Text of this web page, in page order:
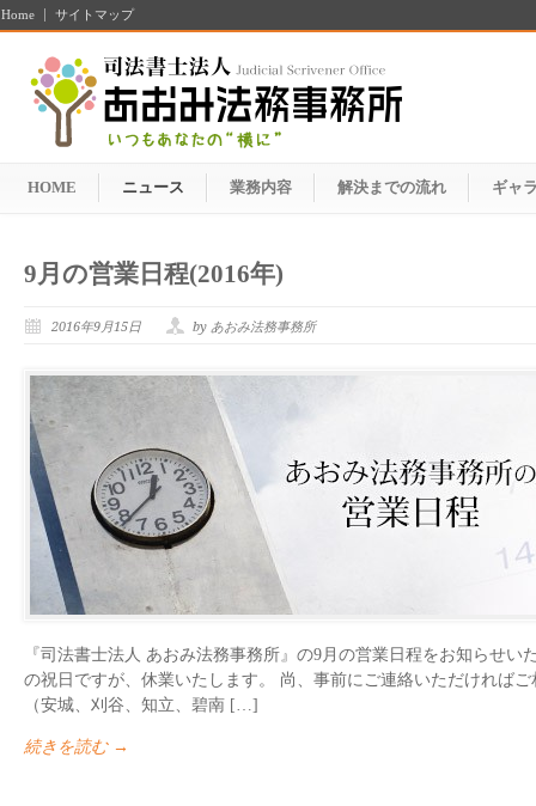
Home サイトマップ
HOME ニュース 業務内容 解決までの流れ ギャ
9月の営業日程(2016年)
2016年9月15日 by あおみ法務事務所
『司法書士法人 あおみ法務事務所』の9月の営業日程をお知らせい
の祝日ですが、休業いたします。 尚、事前にご連絡いただければ
（安城、刈谷、知立、碧南 […]
続きを読む →